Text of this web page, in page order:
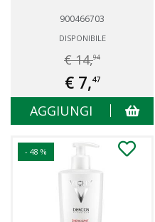
900466703
DISPONIBILE
€ 14,94
€ 7,47
AGGIUNGI
- 48 %